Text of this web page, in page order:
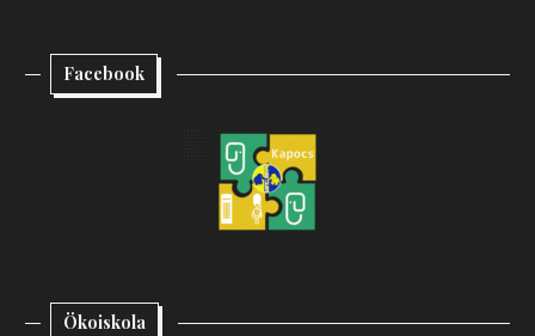
Facebook
Ökoiskola